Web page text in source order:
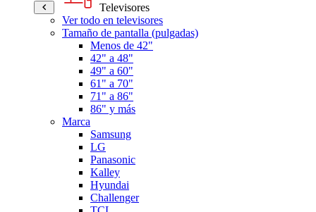
Televisores
Ver todo en televisores
Tamaño de pantalla (pulgadas)
Menos de 42"
42" a 48"
49" a 60"
61" a 70"
71" a 86"
86" y más
Marca
Samsung
LG
Panasonic
Kalley
Hyundai
Challenger